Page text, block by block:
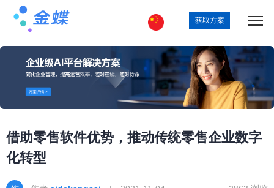
获取方案
借助零售软件优势，推动传统零售企业数字
化转型